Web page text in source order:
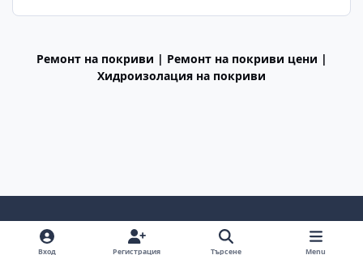
Ремонт на покриви | Ремонт на покриви цени |
Хидроизолация на покриви
Light ModeDark ModeSystem Preference f
Вход Регистрация Търсене Menu